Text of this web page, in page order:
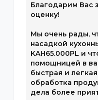
Благодарим Вас
оценку!
Мы очень рады,
насадкой
KAH65.000PL и
помощницей в
быстрая и
обработка
дела более